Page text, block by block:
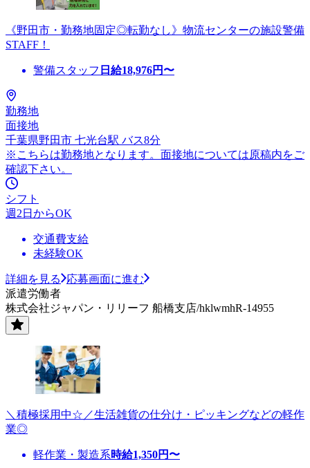
《野田市・勤務地固定◎転勤なし》物流センターの施設警備
STAFF！
警備スタッフ 日給18,976円〜
勤務地
面接地
千葉県野田市 七光台駅 バス8分
※こちらは勤務地となります。面接地については原稿内をご
確認下さい。
シフト
週2日からOK
交通費支給
未経験OK
詳細を見る
応募画面に進む
派遣労働者
株式会社ジャパン・リリーフ 船橋支店/hklwmhR-14955
＼積極採用中☆／生活雑貨の仕分け・ピッキングなどの軽作
業◎
軽作業・製造系時給1,350円〜